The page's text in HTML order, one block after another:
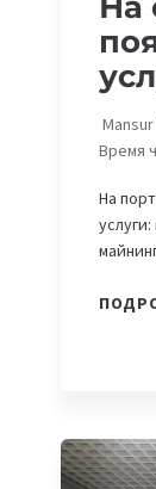
Время
На